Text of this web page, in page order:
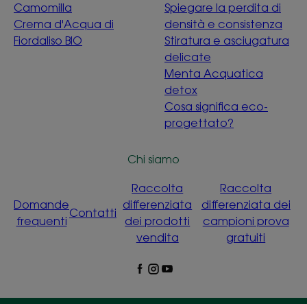
Camomilla
Crema d'Acqua di
Fiordaliso BIO
Spiegare la perdita di
densità e consistenza
Stiratura e asciugatura
delicate
Menta Acquatica
detox
Cosa significa eco-
progettato?
Chi siamo
Domande
frequenti
Contatti
Raccolta
differenziata
dei prodotti
vendita
Raccolta
differenziata dei
campioni prova
gratuiti